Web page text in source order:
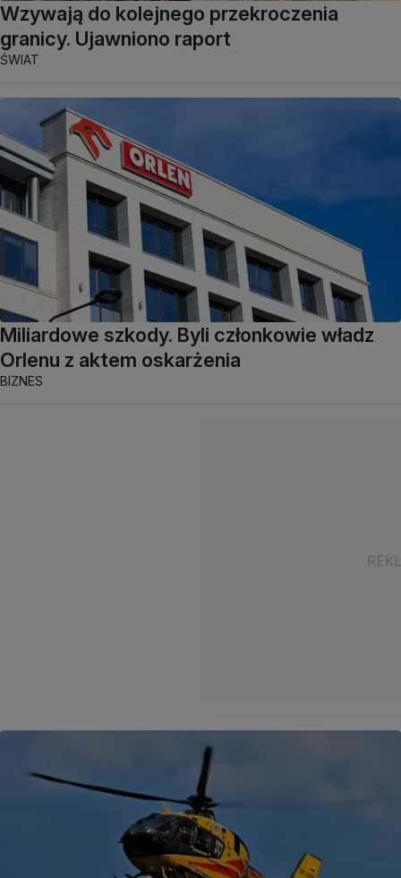
Wzywają do kolejnego przekroczenia
granicy. Ujawniono raport
ŚWIAT
Miliardowe szkody. Byli członkowie władz
Orlenu z aktem oskarżenia
BIZNES